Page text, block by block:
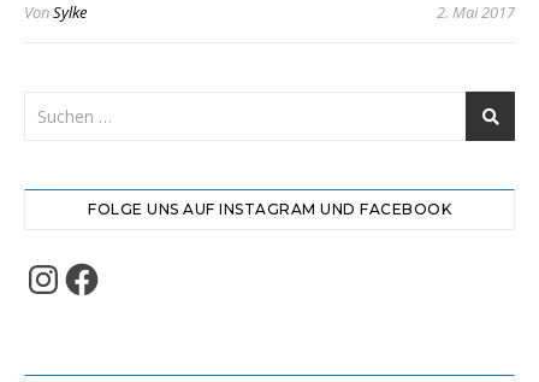
VonSylke 2. Mai 2017
FOLGE UNS AUF INSTAGRAM UND FACEBOOK
Instagram
Facebook